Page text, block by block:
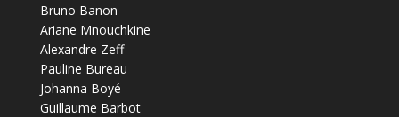
Bruno Banon
Ariane Mnouchkine
Alexandre Zeff
Pauline Bureau
Johanna Boyé
Guillaume Barbot